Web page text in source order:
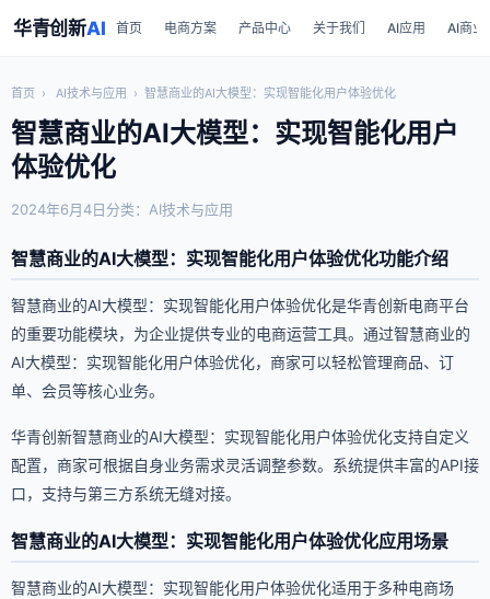
华青创新AI 首页 电商方案 产品中心 关于我们 AI应用 AI商业
首页 › AI技术与应用 › 智慧商业的AI大模型：实现智能化用户体验优化
智慧商业的AI大模型：实现智能化用户
体验优化
2024年6月4日分类：AI技术与应用
智慧商业的AI大模型：实现智能化用户体验优化功能介绍
智慧商业的AI大模型：实现智能化用户体验优化是华青创新电商平台
的重要功能模块，为企业提供专业的电商运营工具。通过智慧商业的
AI大模型：实现智能化用户体验优化，商家可以轻松管理商品、订
单、会员等核心业务。
华青创新智慧商业的AI大模型：实现智能化用户体验优化支持自定义
配置，商家可根据自身业务需求灵活调整参数。系统提供丰富的API接
口，支持与第三方系统无缝对接。
智慧商业的AI大模型：实现智能化用户体验优化应用场景
智慧商业的AI大模型：实现智能化用户体验优化适用于多种电商场